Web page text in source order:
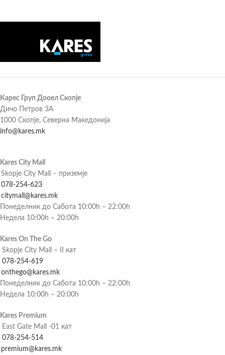
Карес Груп Дооел Скопје
Дичо Петров 3А
1000 Скопје, Северна Македонија
info@kares.mk
Kares City Mall
Skopje City Mall – приземје
078-254-623
citymall@kares.mk
Понеделник до Сабота 10:00h – 22:00h
Недела 10:00h – 20:00h
Kares On The Go
Skopje City Mall – II кат
078-254-619
onthego@kares.mk
Понеделник до Сабота 10:00h – 22:00h
Недела 10:00h – 20:00h
Kares Premium
East Gate Mall -01 кат
078-254-514
premium@kares.mk